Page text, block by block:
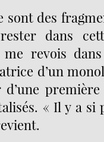
sont des
dans
revois
d’un
« Il y a si